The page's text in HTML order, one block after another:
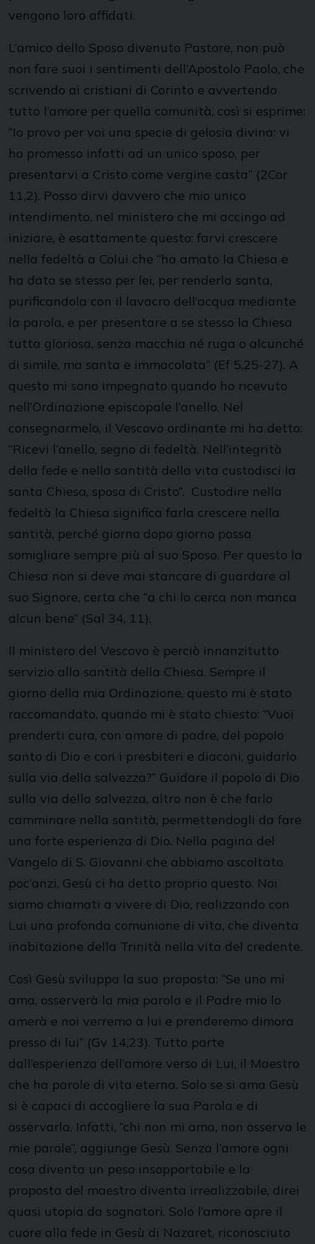
vengono loro affidati.
L’amico dello Sposo divenuto Pastore, non può
non fare suoi i sentimenti dell’Apostolo Paolo, che
scrivendo ai cristiani di Corinto e avvertendo
tutto l’amore per quella comunità, così si esprime:
“Io provo per voi una specie di gelosia divina: vi
ho promesso infatti ad un unico sposo, per
presentarvi a Cristo come vergine casta” (2Cor
11,2). Posso dirvi davvero che mio unico
intendimento, nel ministero che mi accingo ad
iniziare, è esattamente questo: farvi crescere
nella fedeltà a Colui che “ha amato la Chiesa e
ha dato se stesso per lei, per renderla santa,
purificandola con il lavacro dell’acqua mediante
la parola, e per presentare a se stesso la Chiesa
tutta gloriosa, senza macchia né ruga o alcunché
di simile, ma santa e immacolata” (Ef 5,25-27). A
questo mi sono impegnato quando ho ricevuto
nell’Ordinazione episcopale l’anello. Nel
consegnarmelo, il Vescovo ordinante mi ha detto:
“Ricevi l’anello, segno di fedeltà. Nell’integrità
della fede e nella santità della vita custodisci la
santa Chiesa, sposa di Cristo”. Custodire nella
fedeltà la Chiesa significa farla crescere nella
santità, perché giorno dopo giorno possa
somigliare sempre più al suo Sposo. Per questo la
Chiesa non si deve mai stancare di guardare al
suo Signore, certa che “a chi lo cerca non manca
alcun bene” (Sal 34, 11).
Il ministero del Vescovo è perciò innanzitutto
servizio alla santità della Chiesa. Sempre il
giorno della mia Ordinazione, questo mi è stato
raccomandato, quando mi è stato chiesto: “Vuoi
prenderti cura, con amore di padre, del popolo
santo di Dio e con i presbiteri e diaconi, guidarlo
sulla via della salvezza?” Guidare il popolo di Dio
sulla via della salvezza, altro non è che farlo
camminare nella santità, permettendogli da fare
una forte esperienza di Dio. Nella pagina del
Vangelo di S. Giovanni che abbiamo ascoltato
poc’anzi, Gesù ci ha detto proprio questo. Noi
siamo chiamati a vivere di Dio, realizzando con
Lui una profonda comunione di vita, che diventa
inabitazione della Trinità nella vita del credente.
Così Gesù sviluppa la sua proposta: “Se uno mi
ama, osserverà la mia parola e il Padre mio lo
amerà e noi verremo a lui e prenderemo dimora
presso di lui” (Gv 14,23). Tutto parte
dall’esperienza dell’amore verso di Lui, il Maestro
che ha parole di vita eterna. Solo se si ama Gesù
si è capaci di accogliere la sua Parola e di
osservarla. Infatti, “chi non mi ama, non osserva le
mie parole”, aggiunge Gesù. Senza l’amore ogni
cosa diventa un peso insopportabile e la
proposta del maestro diventa irrealizzabile, direi
quasi utopia da sognatori. Solo l’amore apre il
cuore alla fede in Gesù di Nazaret, riconosciuto